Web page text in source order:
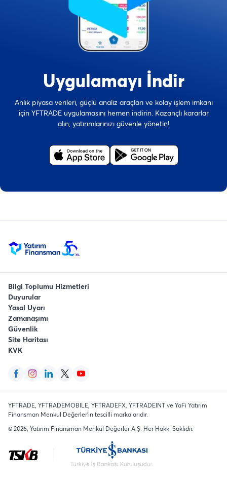
Uygulamayı İndir
Anlık piyasa verileri, güçlü analiz araçları ve kolay işlem imkanı
için YFTRADE uygulamasını hemen indirin. Kazançlı kararlar
alın, yatırımlarınızı güvenle yönetin!
Bilgi Toplumu Hizmetleri
Duyurular
Yasal Uyarı
Zamanaşımı
Güvenlik
Site Haritası
KVK
YFTRADE, YFTRADEMOBILE, YFTRADEFX, YFTRADEINT ve YaFi Yatırım
Finansman Menkul Değerler'in tescilli markalarıdır.
©2026 , Yatırım Finansman Menkul Değerler A.Ş. Her Hakkı Saklıdır.